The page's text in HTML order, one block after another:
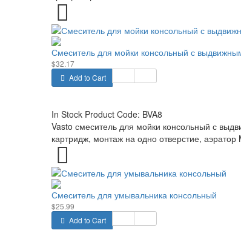
Смеситель для мойки консольный с
$32.17
Add to Cart
In Stock Product Code: BVA8
Vasto смеситель для мойки консольный с
картридж, монтаж на одно отверстие,
Смеситель для умывальника консольный
$25.99
Add to Cart